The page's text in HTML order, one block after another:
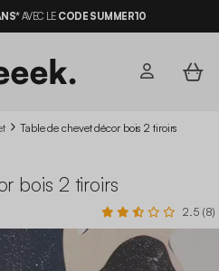
AVEC LE CODE SUMMER10
Table de chevet décor bois 2 tiroirs
bois 2 tiroirs
2.5 (8)